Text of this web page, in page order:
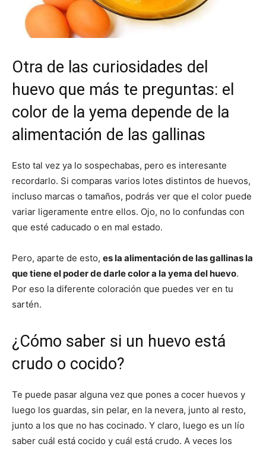
Otra de las curiosidades del
huevo que más te preguntas: el
color de la yema depende de la
alimentación de las gallinas
Esto tal vez ya lo sospechabas, pero es interesante
recordarlo. Si comparas varios lotes distintos de huevos,
incluso marcas o tamaños, podrás ver que el color puede
variar ligeramente entre ellos. Ojo, no lo confundas con
que esté caducado o en mal estado.
Pero, aparte de esto, es la alimentación de las gallinas la
que tiene el poder de darle color a la yema del huevo.
Por eso la diferente coloración que puedes ver en tu
sartén.
¿Cómo saber si un huevo está
crudo o cocido?
Te puede pasar alguna vez que pones a cocer huevos y
luego los guardas, sin pelar, en la nevera, junto al resto,
junto a los que no has cocinado. Y claro, luego es un lío
saber cuál está cocido y cuál está crudo. A veces los